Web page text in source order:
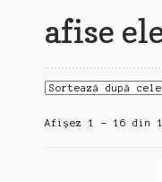
Contact
afise
Afișez 1 - 16 din